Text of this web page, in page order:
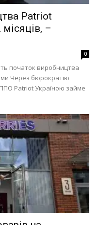
Patriot
–
0
початок виробництва
Через бюрократію
Patriot Україною займе